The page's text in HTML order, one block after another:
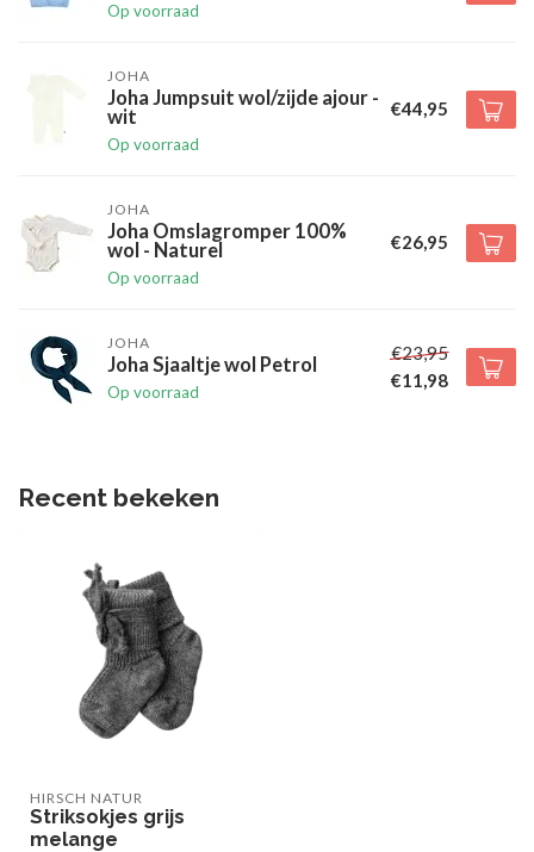
Op voorraad
JOHA
Joha Jumpsuit wol/zijde ajour -
wit
Op voorraad
€44,95
JOHA
Joha Omslagromper 100%
wol - Naturel
Op voorraad
€26,95
JOHA
Joha Sjaaltje wol Petrol
Op voorraad
€23,95
€11,98
Recent bekeken
HIRSCH NATUR
Striksokjes grijs
melange